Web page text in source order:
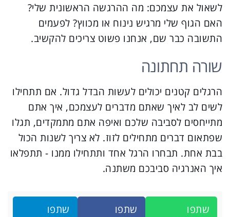
לשאול את עצמכם: מה ההרגשה הראשונית שלי?
האם הגוף שלי מרגיש נינוח או מכווץ? לפעמים
התשובה כבר שם, אנחנו פשוט צריכים להקשיב.
שורה תחתונה
הרגלים קטנים יכולים לעשות הבדל גדול. אם תתחילו
לשים לב לאיך שאתם מדברים לעצמכם, איך אתם
מתייחסים לסביבה שלכם ואיפה אתם מתמקדים, תגלו
שפתאום דברים מתחילים לזוז. לא צריך לשנות הכול
בבת אחת. תבחרו הרגל אחד ותתחילו ממנו - תתפלאו
איך האנרגיה סביבכם משתנה.
שתפו
שתפו
שתפו